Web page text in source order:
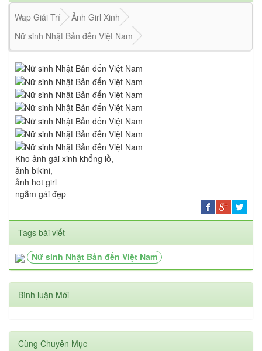
Wap Giải Trí
Ảnh Girl Xinh
Nữ sinh Nhật Bản đến Việt Nam
Kho ảnh gái xinh khổng lồ,
ảnh bikini,
ảnh hot girl
ngắm gái đẹp
Tags bài viết
Nữ sinh Nhật Bản đến Việt Nam
Bình luận Mới
Cùng Chuyên Mục